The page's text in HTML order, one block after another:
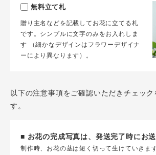
無料立て札
贈り主名などを記載してお花に立てる札
です。シンプルに文字のみをお入れしま
す （細かなデザインはフラワーデザイナ
ーにより異なります）。
以下の注意事項をご確認いただきチェック
す。
■ お花の完成写真は、発送完了時にお
制作時、お花の茎は短く切って生けていきま